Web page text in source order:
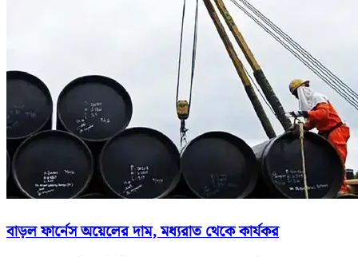
বাড়ল ফার্নেস অয়েলের দাম, মধ্যরাত থেকে কার্যকর